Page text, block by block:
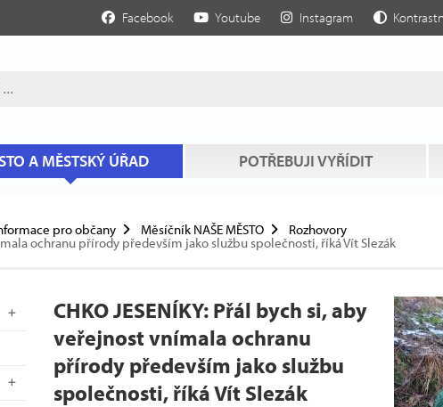
Facebook Youtube Instagram
A MĚSTSKÝ ÚŘAD POTŘEBUJI VYŘÍDIT
pro občany Měsíčník NAŠE MĚSTO Rozhovory
ochranu přírody především jako službu společnosti, říká Vít Slezák
CHKO JESENÍKY: Přál bych si, aby
veřejnost vnímala ochranu
přírody především jako službu
společnosti, říká Vít Slezák